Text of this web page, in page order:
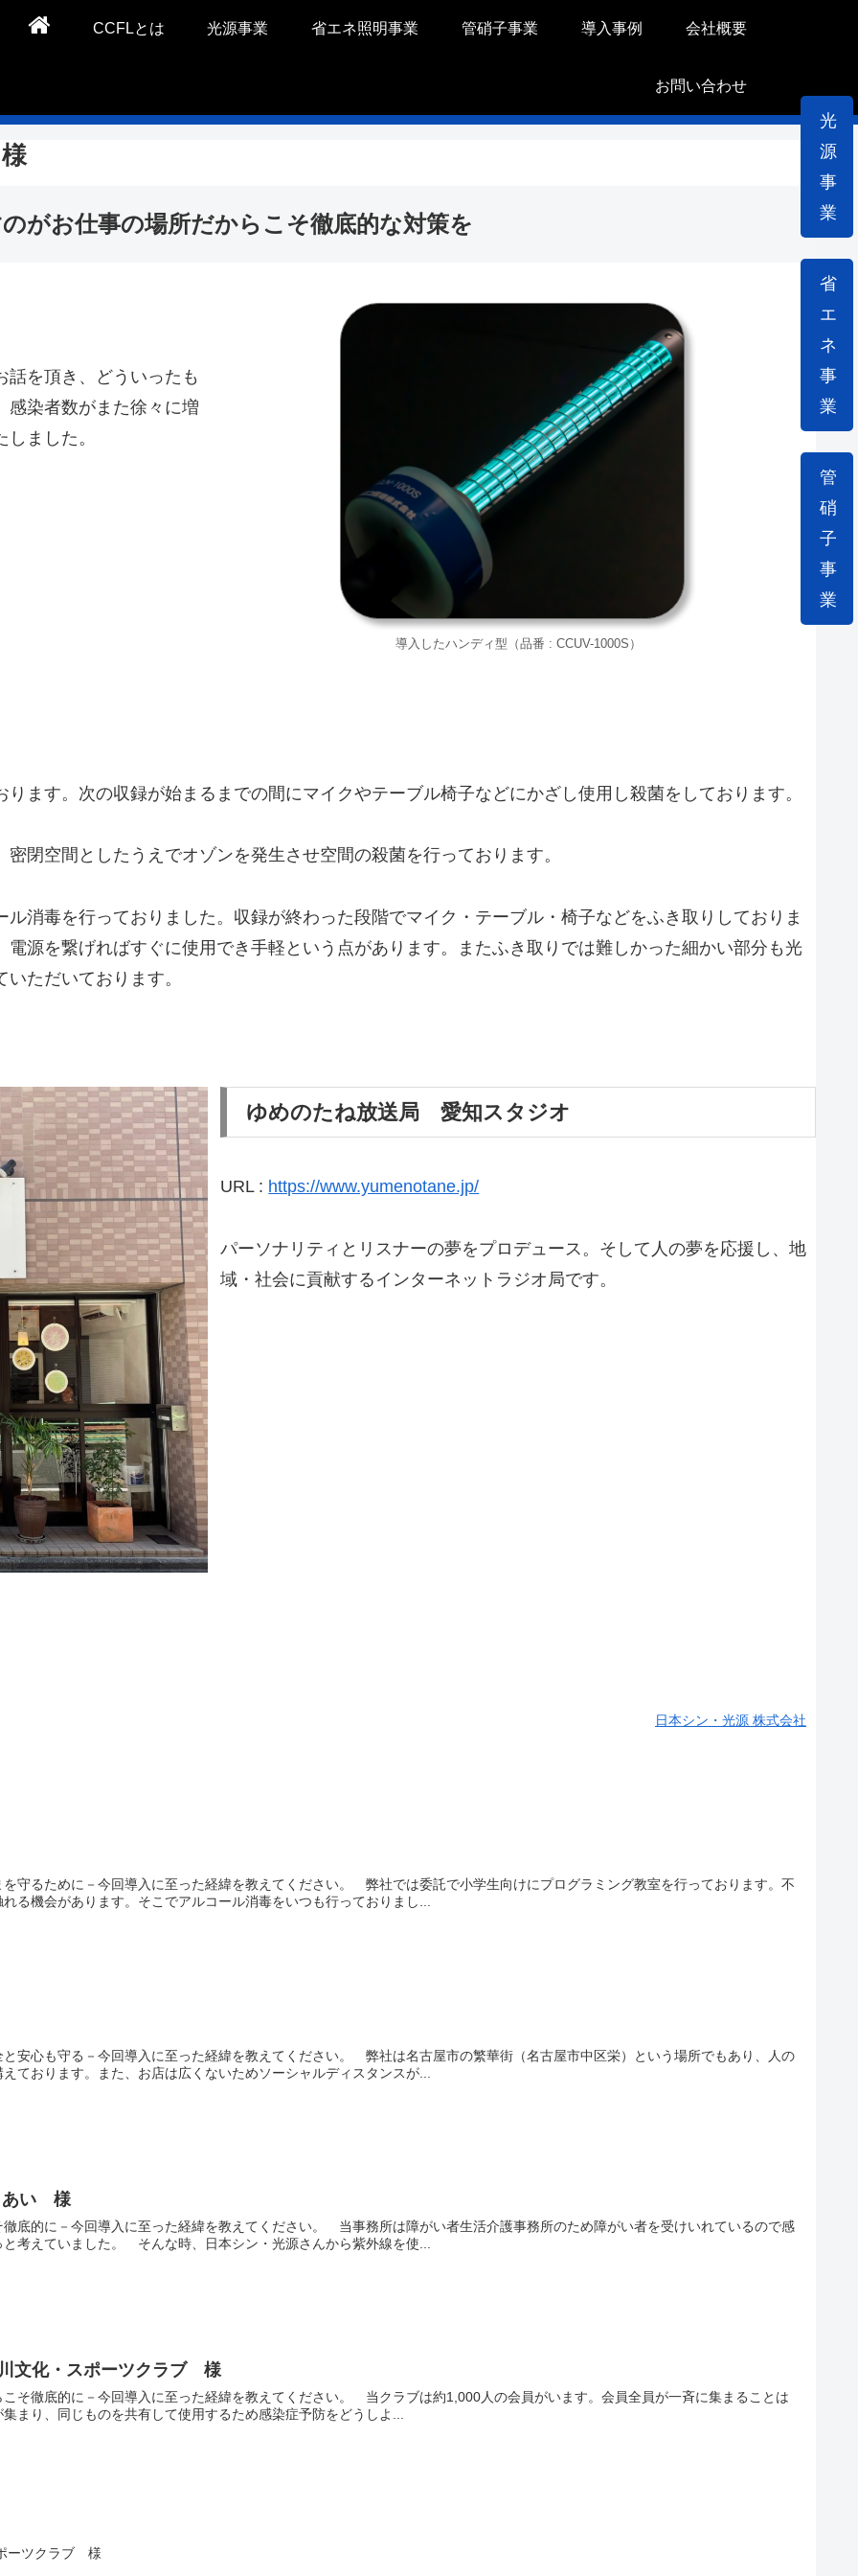
CCFLとは 光源事業 省エネ照明事業 管硝子事業 導入事例 会社概要
お問い合わせ
光
源
事
業
省
エ
ネ
事
業
管
硝
子
事
業
がお仕事の場所だからこそ徹底的な対策を
を頂き、どういったも
感染者数がまた徐々に増
ました。
導入したハンディ型（品番 : CCUV-1000S）
す。次の収録が始まるまでの間にマイクやテーブル椅子などにかざし使用し殺菌をしております。
空間としたうえでオゾンを発生させ空間の殺菌を行っております。
ル消毒を行っておりました。収録が終わった段階でマイク・テーブル・椅子などをふき取りしておりま
源を繋げればすぐに使用でき手軽という点があります。またふき取りでは難しかった細かい部分も光
ただいております。
ゆめのたね放送局 愛知スタジオ
URL : https://www.yumenotane.jp/
パーソナリティとリスナーの夢をプロデュース。そして人の夢を応援し、地
域・社会に貢献するインターネットラジオ局です。
日本シン・光源 株式会社
守るために－今回導入に至った経緯を教えてください。 弊社では委託で小学生向けにプログラミング教室を行っております。不
る機会があります。そこでアルコール消毒をいつも行っておりまし...
安心も守る－今回導入に至った経緯を教えてください。 弊社は名古屋市の繁華街（名古屋市中区栄）という場所でもあり、人の
ております。また、お店は広くないためソーシャルディスタンスが...
あい 様
底的に－今回導入に至った経緯を教えてください。 当事務所は障がい者生活介護事務所のため障がい者を受けいれているので感
考えていました。 そんな時、日本シン・光源さんから紫外線を使...
文化・スポーツクラブ 様
そ徹底的に－今回導入に至った経緯を教えてください。 当クラブは約1,000人の会員がいます。会員全員が一斉に集まることは
まり、同じものを共有して使用するため感染症予防をどうしよ...
ーツクラブ 様